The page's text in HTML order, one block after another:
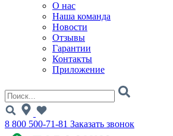
О нас
Наша команда
Новости
Отзывы
Гарантии
Контакты
Приложение
8 800 500-71-81 Заказать звонок